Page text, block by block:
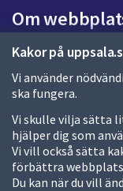
Kakor på
Vi använder
ska fungera.
Vi skulle vilja sätta
hjälper dig som
Vi vill också sätta
förbättra
Du kan när du vill
d
a
Om
Om webbplatsen
Allmänna
Behandling av
Kakor
Språk (other